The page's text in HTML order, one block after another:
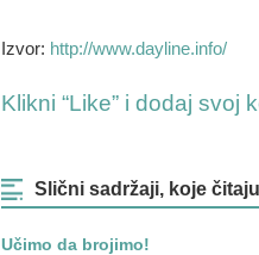
Izvor: http://www.dayline.info/
Klikni “Like” i dodaj svoj
Slični sadržaji, koje
Učimo da brojimo!